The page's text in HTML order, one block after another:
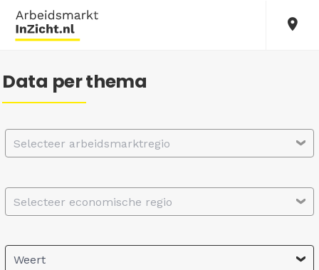
Data per thema
Selecteer arbeidsmarktregio
Selecteer economische regio
Weert